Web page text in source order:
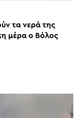
τα νερά της
μέρα ο Βόλος